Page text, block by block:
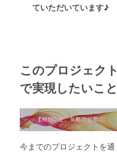
ていただいています♪
このプロジェクト
で実現したいこと
今までのプロジェクトを通